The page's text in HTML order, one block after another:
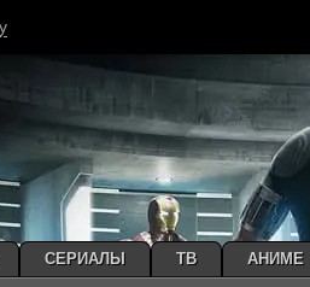
СЕРИАЛЫ ТВ АНИМЕ